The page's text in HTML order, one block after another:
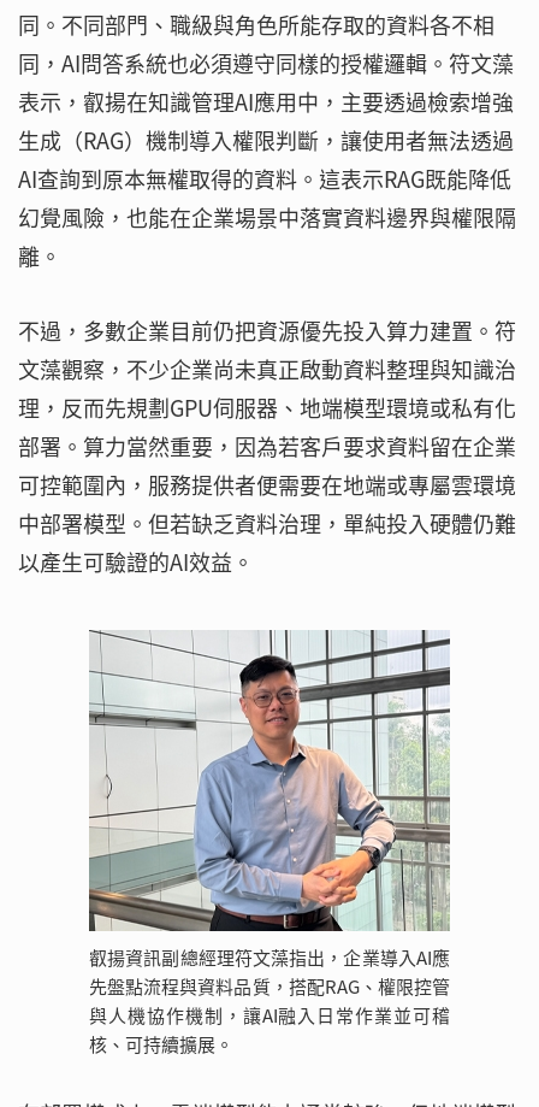
同。不同部門、職級與角色所能存取的資料各不相
同，AI問答系統也必須遵守同樣的授權邏輯。符文藻
表示，叡揚在知識管理AI應用中，主要透過檢索增強
生成（RAG）機制導入權限判斷，讓使用者無法透過
AI查詢到原本無權取得的資料。這表示RAG既能降低
幻覺風險，也能在企業場景中落實資料邊界與權限隔
離。
不過，多數企業目前仍把資源優先投入算力建置。符
文藻觀察，不少企業尚未真正啟動資料整理與知識治
理，反而先規劃GPU伺服器、地端模型環境或私有化
部署。算力當然重要，因為若客戶要求資料留在企業
可控範圍內，服務提供者便需要在地端或專屬雲環境
中部署模型。但若缺乏資料治理，單純投入硬體仍難
以產生可驗證的AI效益。
叡揚資訊副總經理符文藻指出，企業導入AI應
先盤點流程與資料品質，搭配RAG、權限控管
與人機協作機制，讓AI融入日常作業並可稽
核、可持續擴展。